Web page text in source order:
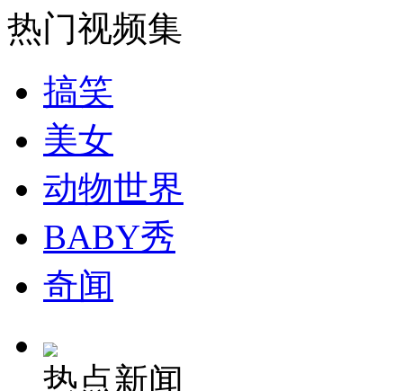
纽约上演“枕头大战”
司机酒驾遇交警 急速倒车逃窜
热门视频集
搞笑
美女
动物世界
BABY秀
奇闻
热点新闻